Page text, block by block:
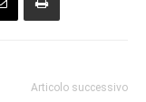
Articolo successivo